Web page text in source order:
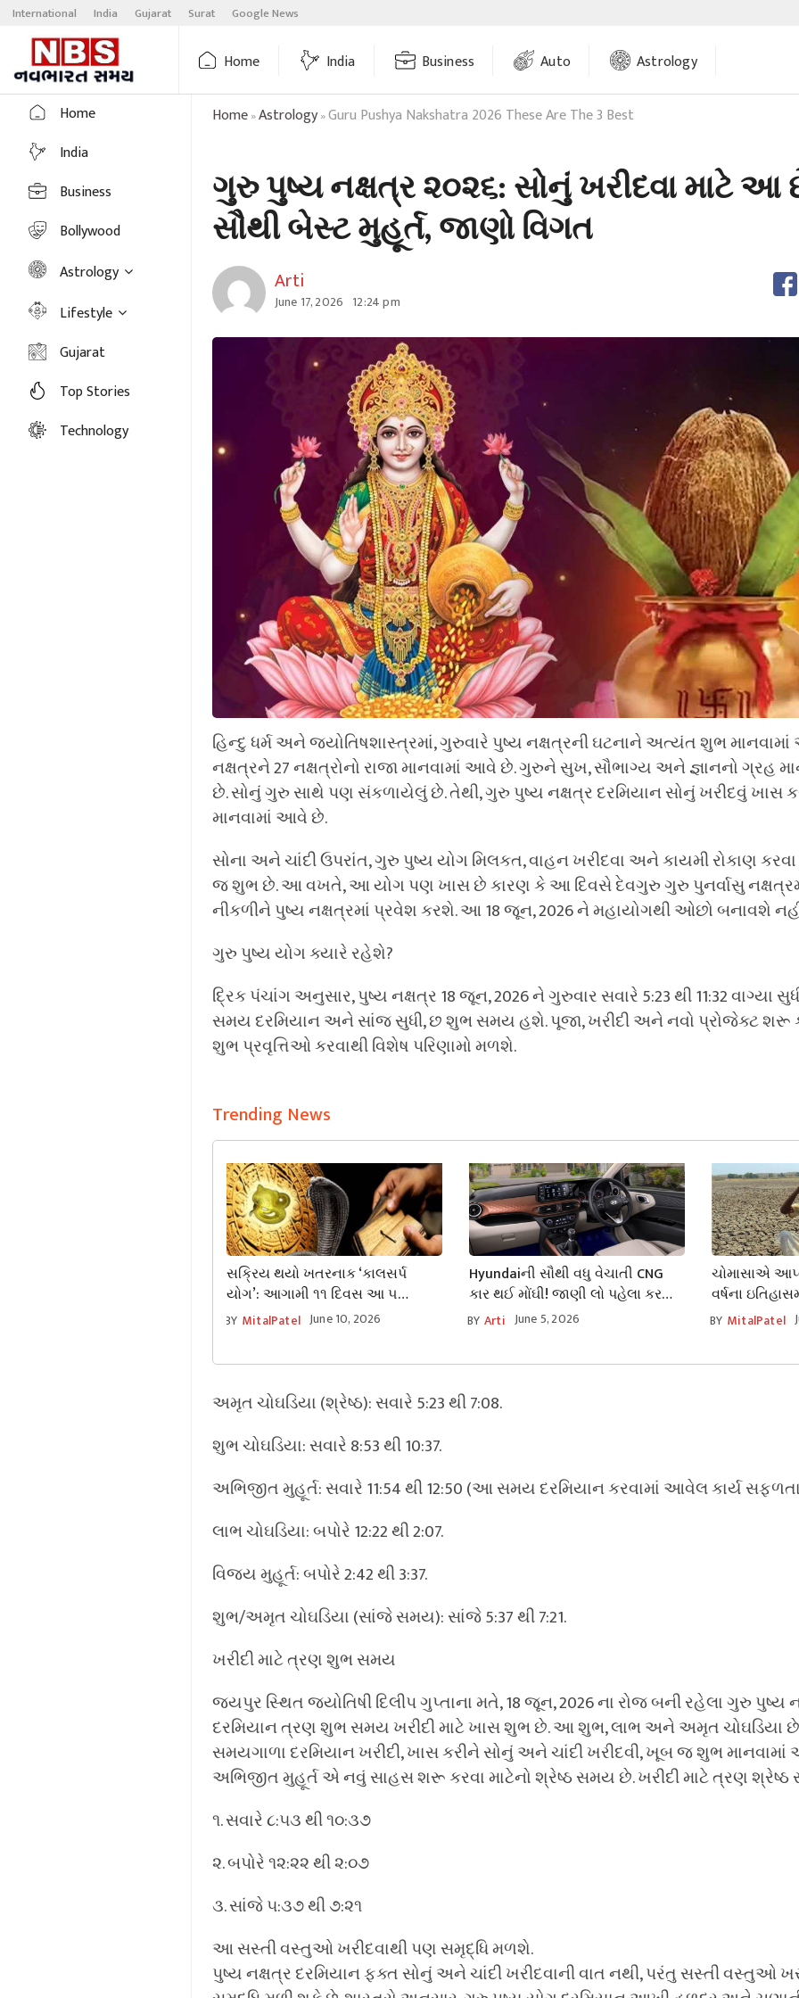
Skip
content
International India Gujarat Surat Google News
Home India Business Auto Astrology
Home
India
Business
Bollywood
Astrology
Lifestyle
Gujarat
Top Stories
Technology
Home»Astrology»Guru Pushya Nakshatra 2026 These Are The 3 Best
ગુરુ પુષ્ય નક્ષત્ર ૨૦૨૬: સોનું ખરીદવા માટે આ
સૌથી બેસ્ટ મુહૂર્ત, જાણો વિગત
Arti
June 17, 2026 12:24 pm
હિન્દુ ધર્મ અને જ્યોતિષશાસ્ત્રમાં, ગુરુવારે પુષ્ય નક્ષત્રની ઘટનાને અત્યંત શુભ
નક્ષત્રને 27 નક્ષત્રોનો રાજા માનવામાં આવે છે. ગુરુને સુખ, સૌભાગ્ય અને જ્ઞાનનો ગ્રહ
છે. સોનું ગુરુ સાથે પણ સંકળાયેલું છે. તેથી, ગુરુ પુષ્ય નક્ષત્ર દરમિયાન સોનું ખરીદવું ખાસ
માનવામાં આવે છે.
સોના અને ચાંદી ઉપરાંત, ગુરુ પુષ્ય યોગ મિલકત, વાહન ખરીદવા અને કાયમી રોકાણ
જ શુભ છે. આ વખતે, આ યોગ પણ ખાસ છે કારણ કે આ દિવસે દેવગુરુ ગુરુ પુનર્વાસુ
નીકળીને પુષ્ય નક્ષત્રમાં પ્રવેશ કરશે. આ 18 જૂન, 2026 ને મહાયોગથી ઓછો બનાવશે
ગુરુ પુષ્ય યોગ ક્યારે રહેશે?
દ્રિક પંચાંગ અનુસાર, પુષ્ય નક્ષત્ર 18 જૂન, 2026 ને ગુરુવાર સવારે 5:23 થી 11:32 વાગ્યા
સમય દરમિયાન અને સાંજ સુધી, છ શુભ સમય હશે. પૂજા, ખરીદી અને નવો પ્રોજેક્ટ શરૂ
શુભ પ્રવૃત્તિઓ કરવાથી વિશેષ પરિણામો મળશે.
Trending News
સક્રિય થયો ખતરનાક ‘કાલસર્પ
યોગ’: આગામી ૧૧ દિવસ આ ૫
રાશિઓ માટે બેહદ કઠિન, જાણો તમામ
BY MitalPatel June 10, 2026
Hyundaiની સૌથી વધુ વેચાતી CNG
કાર થઈ મોંઘી! જાણી લો પહેલા કરતાં
કેટલી બદલાઈ ગઈ કિંમત?
BY Arti June 5, 2026
ચોમાસાએ
વર્ષના
સૂકો જૂન
BY MitalPatel
અમૃત ચોઘડિયા (શ્રેષ્ઠ): સવારે 5:23 થી 7:08.
શુભ ચોઘડિયા: સવારે 8:53 થી 10:37.
અભિજીત મુહૂર્ત: સવારે 11:54 થી 12:50 (આ સમય દરમિયાન કરવામાં આવેલ કાર્ય
લાભ ચોઘડિયા: બપોરે 12:22 થી 2:07.
વિજય મુહૂર્ત: બપોરે 2:42 થી 3:37.
શુભ/અમૃત ચોઘડિયા (સાંજે સમય): સાંજે 5:37 થી 7:21.
ખરીદી માટે ત્રણ શુભ સમય
જયપુર સ્થિત જ્યોતિષી દિલીપ ગુપ્તાના મતે, 18 જૂન, 2026 ના રોજ બની રહેલા ગુરુ પુષ્ય
દરમિયાન ત્રણ શુભ સમય ખરીદી માટે ખાસ શુભ છે. આ શુભ, લાભ અને અમૃત ચોઘડિયા
સમયગાળા દરમિયાન ખરીદી, ખાસ કરીને સોનું અને ચાંદી ખરીદવી, ખૂબ જ શુભ
અભિજીત મુહૂર્ત એ નવું સાહસ શરૂ કરવા માટેનો શ્રેષ્ઠ સમય છે. ખરીદી માટે ત્રણ
૧. સવારે ૮:૫૩ થી ૧૦:૩૭
૨. બપોરે ૧૨:૨૨ થી ૨:૦૭
૩. સાંજે ૫:૩૭ થી ૭:૨૧
આ સસ્તી વસ્તુઓ ખરીદવાથી પણ સમૃદ્ધિ મળશે.
પુષ્ય નક્ષત્ર દરમિયાન ફક્ત સોનું અને ચાંદી ખરીદવાની વાત નથી, પરંતુ સસ્તી વસ્તુઓ